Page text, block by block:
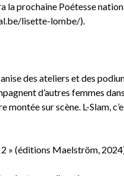
la prochaine Poétesse
lisette-lombe/).
des ateliers et des
d’autres femmes
sur scène. L-Slam,
2 » (éditions Maelström,